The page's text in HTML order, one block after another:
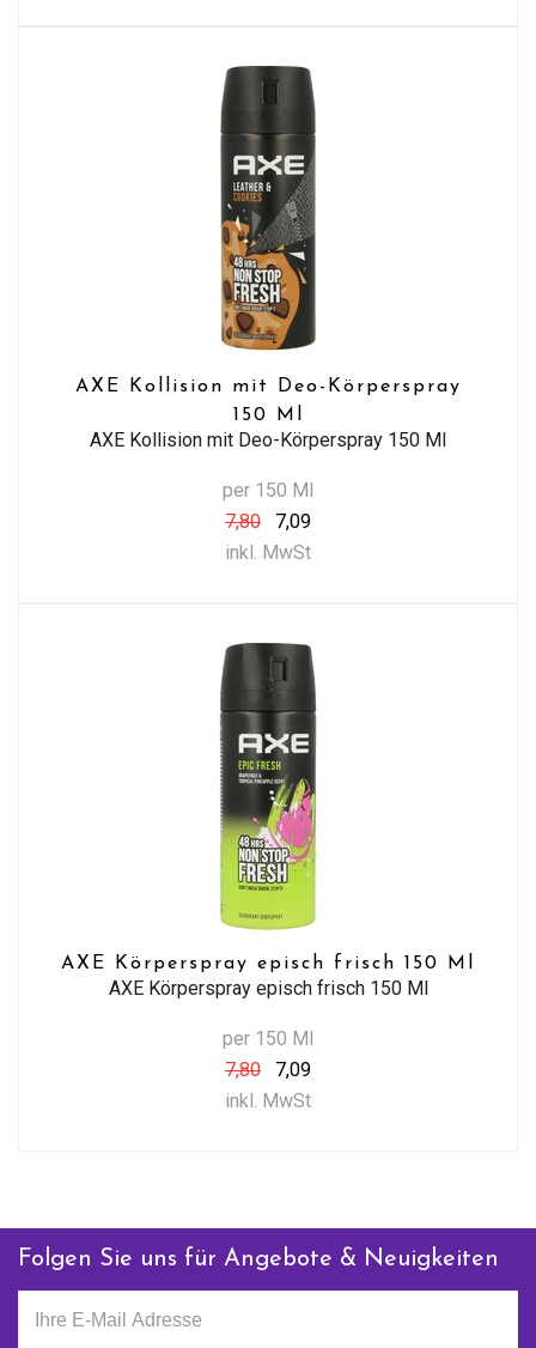
AXE Kollision mit Deo-Körperspray
150 Ml
AXE Kollision mit Deo-Körperspray 150 Ml
per 150 Ml
7,80
7,09
inkl. MwSt
AXE Körperspray episch frisch 150 Ml
AXE Körperspray episch frisch 150 Ml
per 150 Ml
7,80
7,09
inkl. MwSt
Folgen Sie uns für Angebote & Neuigkeiten